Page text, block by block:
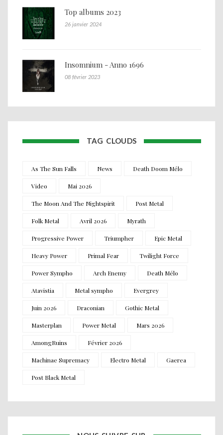
Top albums 2023
26 janvier 2024
Insomnium - Anno 1696
08 février 2023
TAG CLOUDS
As The Sun Falls News Death Doom Mélo
Video Mai 2026
The Moon And The Nightspirit Post Metal
Folk Metal Avril 2026 Myrath
Progressive Power Triumpher Epic Metal
Heavy Power Primal Fear Twilight Force
Power Sympho Arch Enemy Death Mélo
Atavistia Metal sympho Evergrey
Juin 2026 Draconian Gothic Metal
Masterplan Power Metal Mars 2026
AmongRuins Février 2026
Machinae Supremacy Electro Metal Gaerea
Post Black Metal